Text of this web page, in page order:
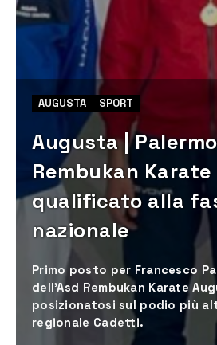
AUGUSTA SPORT
Augusta |
Rembukan Karate
qualificato alla
nazionale
Primo posto per Francesco
dell’Asd Rembukan Karate
posizionatosi sul podio più
regionale Cadetti.